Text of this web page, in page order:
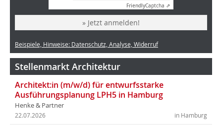
FriendlyCaptcha ⇗
» Jetzt anmelden!
Beispiele, Hinweise: Datenschutz, Analyse, Widerruf
Stellenmarkt Architektur
Architekt:in (m/w/d) für entwurfsstarke
Ausführungsplanung LPH5 in Hamburg
Henke & Partner
in Hamburg
22.07.2026